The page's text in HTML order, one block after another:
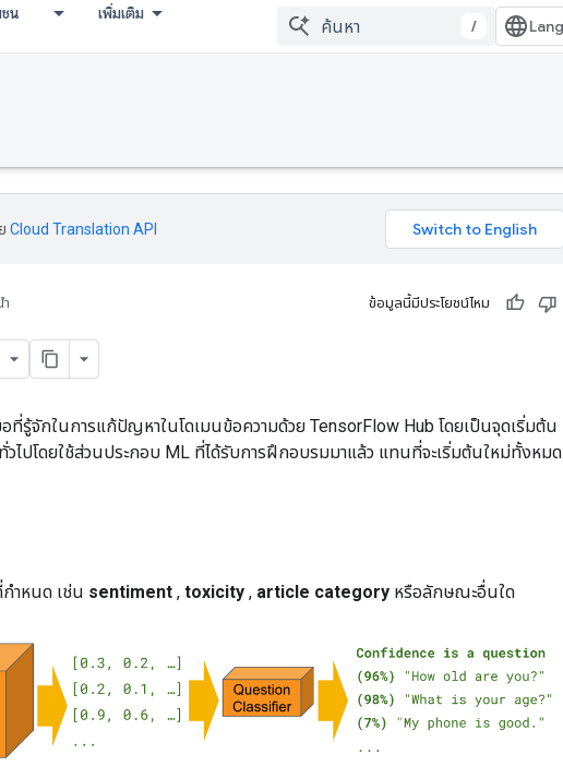
น เพิ่มเติม
/
Cloud Translation API
ข้อมูลนี้มีประโยชน์ไหม
ที่รู้จักในการแก้ปัญหาในโดเมนข้อความด้วย TensorFlow Hub โดยเป็นจุดเริ่มต้น
ไปโดยใช้ส่วนประกอบ ML ที่ได้รับการฝึกอบรมมาแล้ว แทนที่จะเริ่มต้นใหม่ทั้งหมด
กำหนด เช่น sentiment , toxicity , article category หรือลักษณะอื่นใด